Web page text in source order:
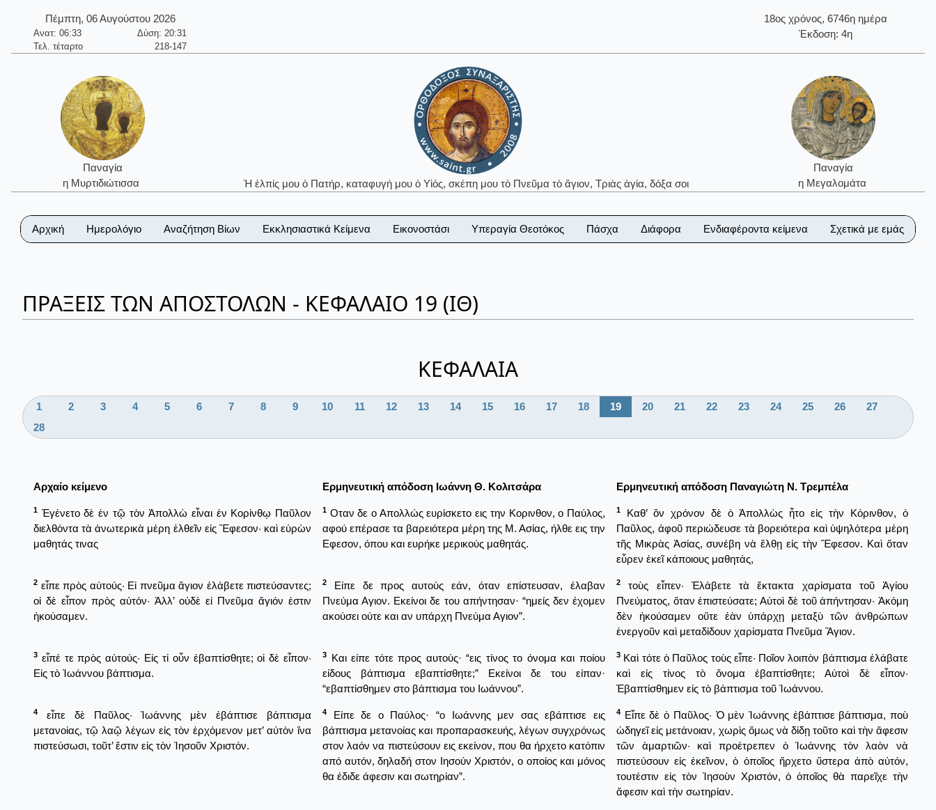
Πέμπτη, 06 Αυγούστου 2026
Ανατ: 06:33
Δύση: 20:31
Τελ. τέταρτο
218-147
18ος χρόνος, 6746η ημέρα
Έκδοση: 4η
Παναγία
η Μυρτιδιώτισσα
Ἡ ἐλπίς μου ὁ Πατήρ, καταφυγή μου ὁ Υἱός, σκέπη μου τὸ Πνεῦμα τὸ ἅγιον, Τριὰς ἁγία, δόξα σοι
Παναγία
η Μεγαλομάτα
Αρχική Ημερολόγιο Αναζήτηση Βίων Εκκλησιαστικά Κείμενα Εικονοστάσι Υπεραγία Θεοτόκος Πάσχα Διάφορα Ενδιαφέροντα κείμενα Σχετικά με εμάς
ΠΡΑΞΕΙΣ ΤΩΝ ΑΠΟΣΤΟΛΩΝ - ΚΕΦΑΛΑΙΟ 19 (ΙΘ)
ΚΕΦΑΛΑΙΑ
1 2 3 4 5 6 7 8 9 10 11 12 13 14 15 16 17 18 19 20 21 22 23 24 25 26
27
28
Αρχαίο κείμενο Ερμηνευτική απόδοση Ιωάννη Θ. Κολιτσάρα Ερμηνευτική απόδοση Παναγιώτη Ν. Τρεμπέλα
1 Ἐγένετο δὲ ἐν τῷ τὸν Ἀπολλὼ εἶναι ἐν Κορίνθῳ Παῦλον
διελθόντα τὰ ἀνωτερικὰ μέρη ἐλθεῖν εἰς Ἔφεσον· καὶ εὑρὼν
μαθητάς τινας
1 Οταν δε ο Απολλώς ευρίσκετο εις την Κορινθον, ο Παύλος,
αφού επέρασε τα βαρειότερα μέρη της Μ. Ασίας, ήλθε εις την
Εφεσον, όπου και ευρήκε μερικούς μαθητάς.
1
Καθ’ ὃν χρόνον δὲ ὁ Ἀπολλὼς ἦτο εἰς τὴν Κόρινθον, ὁ
Παῦλος, ἀφοῦ περιώδευσε τὰ βορειότερα καὶ ὑψηλότερα μέρη
τῆς Μικρὰς Ἀσίας, συνέβη νὰ ἔλθῃ εἰς τὴν Ἔφεσον. Καὶ ὅταν
εὗρεν ἐκεῖ κάποιους μαθητάς,
2 εἶπε πρὸς αὐτούς· Εἰ πνεῦμα ἅγιον ἐλάβετε πιστεύσαντες;
οἱ δὲ εἶπον πρὸς αὐτόν· Ἀλλ’ οὐδὲ εἰ Πνεῦμα ἅγιόν ἐστιν
ἠκούσαμεν.
2
Είπε δε προς αυτούς εάν, όταν επίστευσαν, έλαβαν
Πνεύμα Αγιον. Εκείνοι δε του απήντησαν· “ημείς δεν έχομεν
ακούσει ούτε και αν υπάρχη Πνεύμα Αγιον”.
2
τοὺς εἶπεν· Ἐλάβετε τὰ ἔκτακτα χαρίσματα τοῦ Ἁγίου
Πνεύματος, ὅταν ἐπιστεύσατε; Αὐτοὶ δὲ τοῦ ἀπήντησαν· Ἀκόμη
δὲν ἠκούσαμεν οὔτε ἐὰν ὑπάρχῃ μεταξὺ τῶν ἀνθρώπων
ἐνεργοῦν καὶ μεταδίδουν χαρίσματα Πνεῦμα Ἅγιον.
3 εἶπέ τε πρὸς αὐτούς· Εἰς τί οὖν ἐβαπτίσθητε; οἱ δὲ εἶπον·
Εἰς τὸ Ἰωάννου βάπτισμα.
3
Και είπε τότε προς αυτούς· “εις τίνος το όνομα και ποίου
είδους βάπτισμα εβαπτίσθητε;” Εκείνοι δε του είπαν·
“εβαπτίσθημεν στο βάπτισμα του Ιωάννου”.
3 Καὶ τότε ὁ Παῦλος τοὺς εἶπε· Ποῖον λοιπὸν βάπτισμα ἐλάβατε
καὶ εἰς τίνος τὸ ὄνομα ἐβαπτίσθητε; Αὐτοὶ δὲ εἶπον·
Ἐβαπτίσθημεν εἰς τὸ βάπτισμα τοῦ Ἰωάννου.
4
εἶπε δὲ Παῦλος· Ἰωάννης μὲν ἐβάπτισε βάπτισμα
μετανοίας, τῷ λαῷ λέγων εἰς τὸν ἐρχόμενον μετ’ αὐτὸν ἵνα
πιστεύσωσι, τοῦτ’ ἔστιν εἰς τὸν Ἰησοῦν Χριστόν.
4
Είπε δε ο Παύλος· “ο Ιωάννης μεν σας εβάπτισε εις
βάπτισμα μετανοίας και προπαρασκευής, λέγων συγχρόνως
στον λαόν να πιστεύσουν εις εκείνον, που θα ήρχετο κατόπιν
από αυτόν, δηλαδή στον Ιησούν Χριστόν, ο οποίος και μόνος
θα έδιδε άφεσιν και σωτηρίαν”.
4 Εἶπε δὲ ὁ Παῦλος· Ὁ μὲν Ἰωάννης ἐβάπτισε βάπτισμα, ποὺ
ὡδηγεῖ εἰς μετάνοιαν, χωρὶς ὅμως νὰ δίδῃ τοῦτο καὶ τὴν ἄφεσιν
τῶν ἁμαρτιῶν· καὶ προέτρεπεν ὁ Ἰωάννης τὸν λαὸν νὰ
πιστεύσουν εἰς ἐκεῖνον, ὁ ὁποῖος ἤρχετο ὕστερα ἀπὸ αὐτόν,
τουτέστιν εἰς τὸν Ἰησοὺν Χριστόν, ὁ ὁποῖος θὰ παρεῖχε τὴν
ἄφεσιν καὶ τὴν σωτηρίαν.